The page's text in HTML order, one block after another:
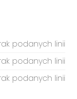
podanych linii
podanych linii
podanych linii